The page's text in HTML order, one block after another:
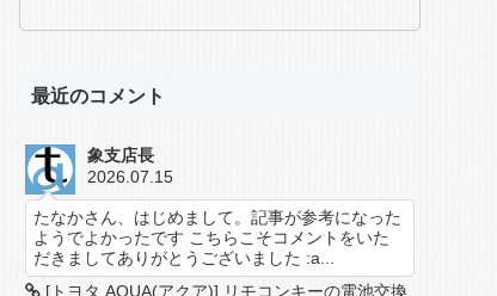
最近のコメント
象支店長
2026.07.15
たなかさん、はじめまして。記事が参考になった
ようでよかったです こちらこそコメントをいた
だきましてありがとうございました :a...
[トヨタ AQUA(アクア)] リモコンキーの電池交換